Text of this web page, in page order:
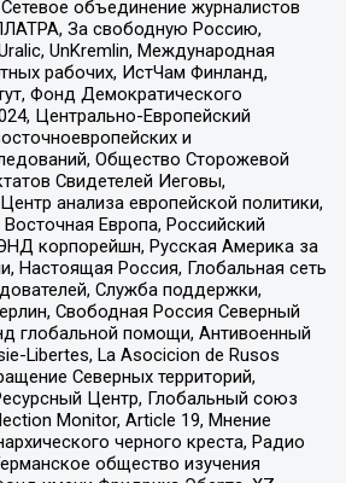
объединение журналистов
За свободную Россию,
UnKremlin, Международная
рабочих, ИстЧам Финланд,
Фонд Демократического
Центрально-Европейский
и
Общество Сторожевой
Свидетелей Иеговы,
анализа европейской политики,
Европа, Российский
корпорейшн, Русская Америка за
Настоящая Россия, Глобальная сеть
Служба поддержки,
Свободная Россия Северный
глобальной помощи, Антивоенный
Libertes, La Asocicion de Rusos
Северных территорий,
Центр, Глобальный союз
Monitor, Article 19, Мнение
черного креста, Радио
общество изучения